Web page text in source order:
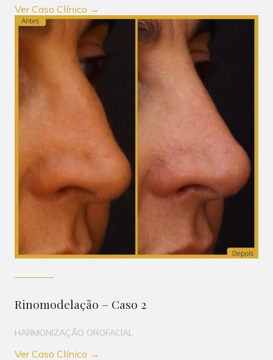
Ver Caso Clínico →
Rinomodelação – Caso 2
HARMONIZAÇÃO OROFACIAL
Ver Caso Clínico →